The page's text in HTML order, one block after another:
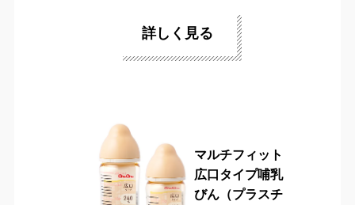
詳しく見る
マルチフィット
広口タイプ哺乳
びん（プラスチ